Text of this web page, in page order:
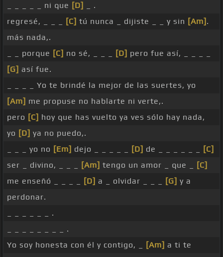
_ _ _ _ _ ni que [D]
_ .
regresé, _ _ _
[C] tú nunca _ dijiste _ _ y sin [Am] .
más nada,.
_ _ porque [C] no sé, _ _ _ [D] pero fue así, _ _ _ _
[G] así fue.
_ _ _ _ Yo te brindé la mejor de las suertes, yo
[Am] me propuse no hablarte ni verte,.
pero [C] hoy que has vuelto ya ves sólo hay nada,
yo [D] ya no puedo,.
_ _ _ yo no [Em] dejo _ _ _ _ _ [D] de _ _ _ _ _ _
[C]
ser _ divino, _ _ _
[Am] tengo un amor _ que _
[C]
me enseñó _ _ _ _
[D] a _ olvidar _ _ _ [G] y a
perdonar.
_ _ _ _ _ _ .
_ _ _ _ _ _ _ _ .
Yo soy honesta con él y contigo, _
[Am] a ti te